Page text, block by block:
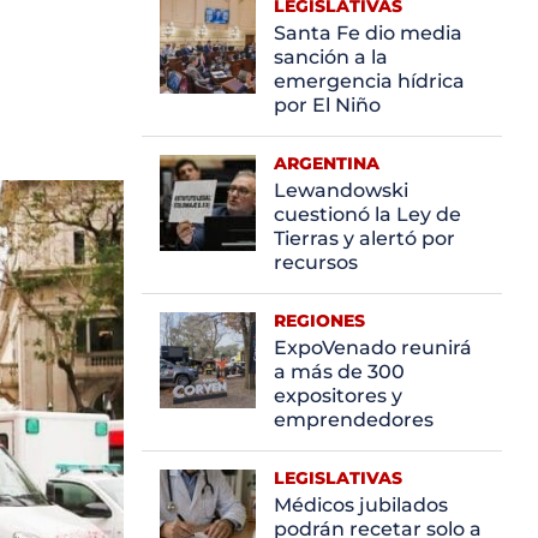
LEGISLATIVAS
Santa Fe dio media
sanción a la
emergencia hídrica
por El Niño
ARGENTINA
Lewandowski
cuestionó la Ley de
Tierras y alertó por
recursos
REGIONES
ExpoVenado reunirá
a más de 300
expositores y
emprendedores
LEGISLATIVAS
Médicos jubilados
podrán recetar solo a